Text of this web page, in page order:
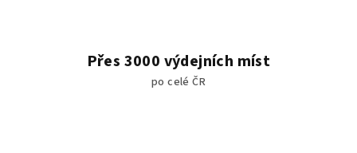
Přes 3000 výdejních míst
po celé ČR